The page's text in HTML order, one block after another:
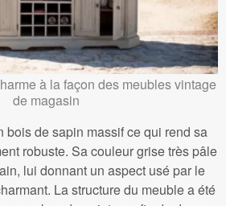
à la façon des meubles vintage
de magasin
bois de sapin massif ce qui rend sa
robuste. Sa couleur grise très pâle
lui donnant un aspect usé par le
La structure du meuble a été